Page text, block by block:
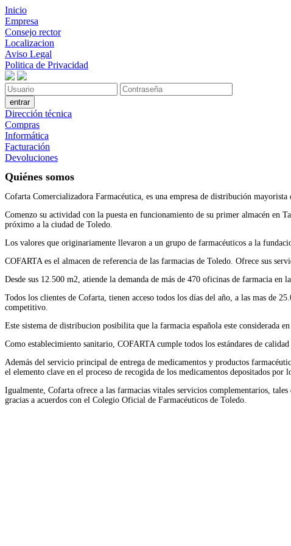
Inicio
Empresa
Consejo rector
Localizacion
Aviso Legal
Politica de Privacidad
Dirección técnica
Compras
Informática
Facturación
Devoluciones
Quiénes somos
Cofarta Comercializadora Farmacéutica, es una empresa de distribución mayorista
Comenzo su actividad con la puesta en funcionamiento de su primer almacén en
próximo a la ciudad de Toledo.
Los valores que originariamente llevaron a un grupo de farmacéuticos a la
COFARTA es el almacen de referencia de las farmacias de Toledo. Ofrece sus
Desde sus 12.500 m2, atiende la demanda de más de 470 oficinas de farmacia
Todos los clientes de Cofarta, tienen acceso todos los días del año, a las mas de
competitivo.
Este sistema de distribucion posibilita que la farmacia española este considerada
Como establecimiento sanitario, COFARTA cumple todos los estándares de
Además del servicio principal de entrega de medicamentos y productos
el elemento clave en el proceso de recogida de los medicamentos depositados
Igualmente, Cofarta ofrece a las farmacias vitales servicios complementarios,
gracias a acuerdos con el Colegio Oficial de Farmacéuticos de Toledo.